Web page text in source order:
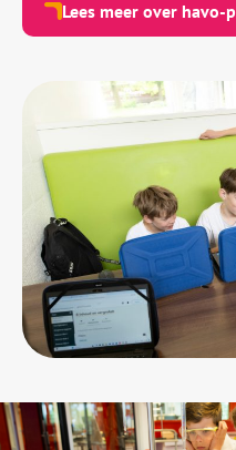
Lees meer over havo-p